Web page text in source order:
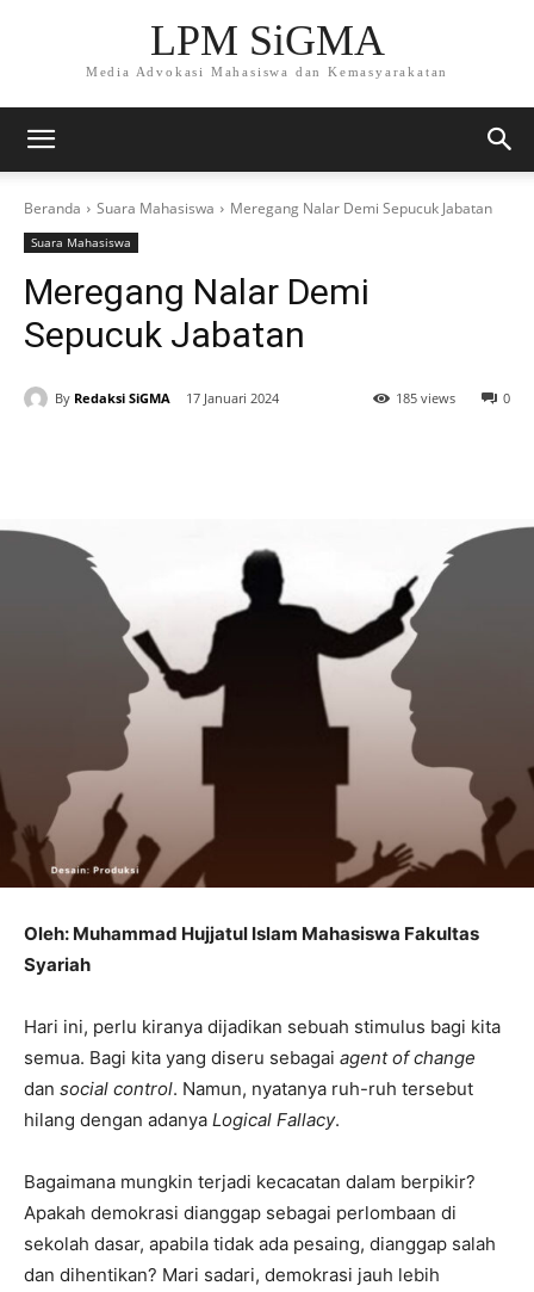
LPM SiGMA
Media Advokasi Mahasiswa dan Kemasyarakatan
Beranda Suara Mahasiswa Meregang Nalar Demi Sepucuk Jabatan
Suara Mahasiswa
Meregang Nalar Demi
Sepucuk Jabatan
By Redaksi SiGMA 17 Januari 2024 0
185 views
Oleh: Muhammad Hujjatul Islam Mahasiswa Fakultas
Syariah
Hari ini, perlu kiranya dijadikan sebuah stimulus bagi kita
semua. Bagi kita yang diseru sebagai agent of change
dan social control. Namun, nyatanya ruh-ruh tersebut
hilang dengan adanya Logical Fallacy.
Bagaimana mungkin terjadi kecacatan dalam berpikir?
Apakah demokrasi dianggap sebagai perlombaan di
sekolah dasar, apabila tidak ada pesaing, dianggap salah
dan dihentikan? Mari sadari, demokrasi jauh lebih